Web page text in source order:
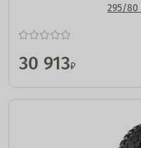
295/80
30 913₽